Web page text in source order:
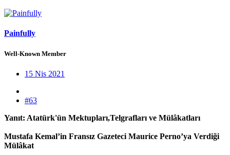
Painfully
Well-Known Member
15 Nis 2021
#63
Yanıt: Atatürk'ün Mektupları,Telgrafları ve Mülâkatları
Mustafa Kemal’in Fransız Gazeteci Maurice Perno’ya Verdiği
Mülâkat